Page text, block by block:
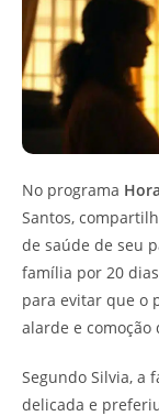
No programa
Santos,
de saúde de seu
família por 20
para evitar que o
alarde e comoção
Segundo Silvia, a
delicada e